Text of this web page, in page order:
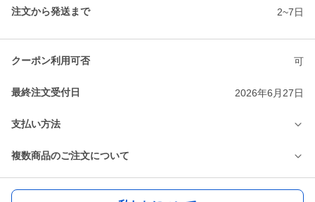
注文から発送まで 2~7日
クーポン利用可否 可
最終注文受付日 2026年6月27日
支払い方法
複数商品のご注文について